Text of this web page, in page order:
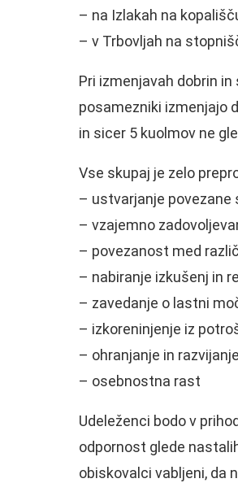
– na Izlakah na
– v Trbovljah na
Pri izmenjavah dobrin in
posamezniki izmenjajo
in sicer 5 kuolmov ne
Vse skupaj je zelo
– ustvarjanje povezane
– vzajemno
– povezanost med
– nabiranje izkušenj in
– zavedanje o lastni
– izkoreninjenje iz
– ohranjanje in
– osebnostna rast
Udeleženci bodo v
odpornost glede
obiskovalci vabljeni, da